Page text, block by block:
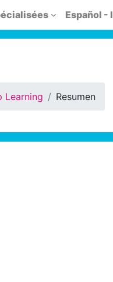
Español -
Learning Resumen